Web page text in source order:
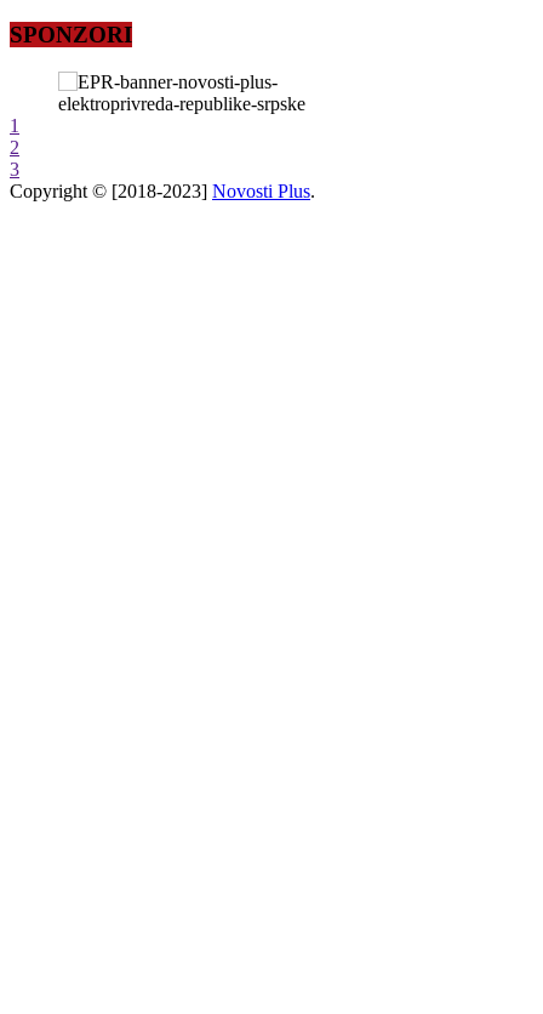
SPONZORI
2
3
Copyright © [2018-2023]